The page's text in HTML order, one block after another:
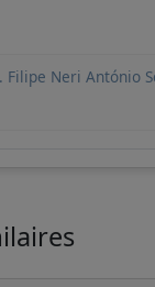
Filipe Neri António